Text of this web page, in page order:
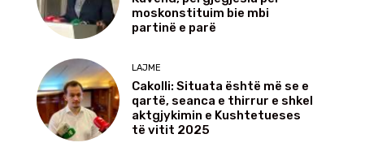
moskonstituim bie mbi
partinë e parë
LAJME
Cakolli: Situata është më se e
qartë, seanca e thirrur e shkel
aktgjykimin e Kushtetueses
të vitit 2025